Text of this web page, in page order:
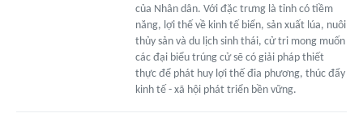
của Nhân dân. Với đặc trưng là tỉnh có tiềm
năng, lợi thế về kinh tế biển, sản xuất lúa, nuôi
thủy sản và du lịch sinh thái, cử tri mong muốn
các đại biểu trúng cử sẽ có giải pháp thiết
thực để phát huy lợi thế đia phương, thúc đẩy
kinh tế - xã hội phát triển bền vững.